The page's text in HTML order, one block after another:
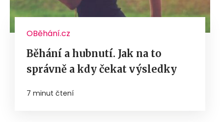
OBěhání.cz
Běhání a hubnutí. Jak na to
správně a kdy čekat výsledky
7 minut čtení